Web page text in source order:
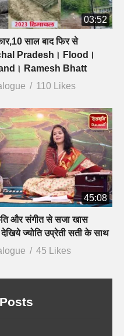
03:52
साल बाद फिर से
Pradesh। Flood।
Ramesh Bhatt
110 Likes
45:08
और संगीत से सजा खास
ज्योति उप्रेती सती के साथ
45 Likes